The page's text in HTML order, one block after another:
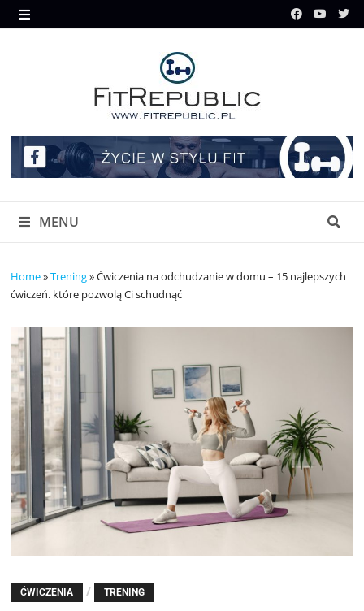
Skip
to
MENU
MENU
Home»Trening»Ćwiczenia na odchudzanie w domu – 15 najlepszych
ćwiczeń. które pozwolą Ci schudnąć
ĆWICZENIA / TRENING